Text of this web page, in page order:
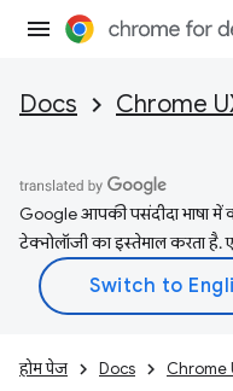
Docs Chrome
Google आपकी पसंदीदा भाषा
टेक्नोलॉजी का इस्तेमाल करता है.
होम पेज Docs Chrome